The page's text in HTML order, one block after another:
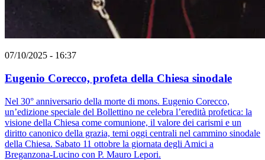
07/10/2025 - 16:37
Eugenio Corecco, profeta della Chiesa sinodale
Nel 30° anniversario della morte di mons. Eugenio Corecco,
un’edizione speciale del Bollettino ne celebra l’eredità profetica: la
visione della Chiesa come comunione, il valore dei carismi e un
diritto canonico della grazia, temi oggi centrali nel cammino sinodale
della Chiesa. Sabato 11 ottobre la giornata degli Amici a
Breganzona-Lucino con P. Mauro Lepori.